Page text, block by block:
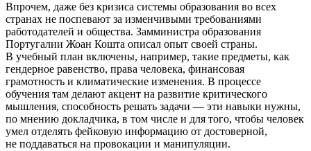
Впрочем, даже без кризиса системы образования во всех
странах не поспевают за изменчивыми требованиями
работодателей и общества. Замминистра образования
Португалии Жоан Кошта описал опыт своей страны.
В учебный план включены, например, такие предметы, как
гендерное равенство, права человека, финансовая
грамотность и климатические изменения. В процессе
обучения там делают акцент на развитие критического
мышления, способность решать задачи — ​эти навыки нужны,
по мнению докладчика, в том числе и для того, чтобы человек
умел отделять фейковую информацию от достоверной,
не поддаваться на провокации и манипуляции.